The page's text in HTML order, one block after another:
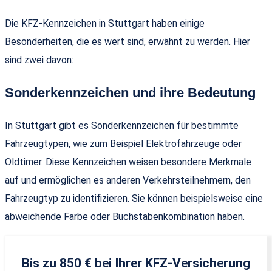
Die KFZ-Kennzeichen in Stuttgart haben einige
Besonderheiten, die es wert sind, erwähnt zu werden. Hier
sind zwei davon:
Sonderkennzeichen und ihre Bedeutung
In Stuttgart gibt es Sonderkennzeichen für bestimmte
Fahrzeugtypen, wie zum Beispiel Elektrofahrzeuge oder
Oldtimer. Diese Kennzeichen weisen besondere Merkmale
auf und ermöglichen es anderen Verkehrsteilnehmern, den
Fahrzeugtyp zu identifizieren. Sie können beispielsweise eine
abweichende Farbe oder Buchstabenkombination haben.
Bis zu 850 € bei Ihrer KFZ-Versicherung